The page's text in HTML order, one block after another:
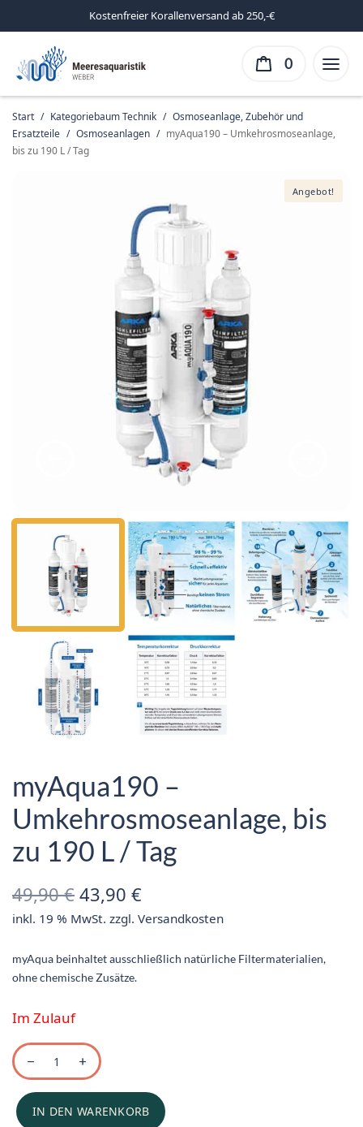
Kostenfreier Korallenversand ab 250,-€
0
Start / Kategoriebaum Technik / Osmoseanlage, Zubehör und
Ersatzteile / Osmoseanlagen / myAqua190 – Umkehrosmoseanlage,
bis zu 190 L / Tag
Angebot!
myAqua190 –
Umkehrosmoseanlage, bis
zu 190 L / Tag
49,90€ Ursprünglicher
Preis war:
49,90 €
43,90€
Preis ist:
43,90 €.
inkl. 19 % MwSt. zzgl.Versandkosten
myAqua beinhaltet ausschließlich natürliche Filtermaterialien,
ohne chemische Zusätze.
Im Zulauf
IN DEN WARENKORB